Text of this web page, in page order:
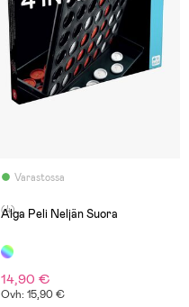
Varastossa
(4)
Alga Peli Neljän Suora
14,90 €
Ovh: 15,90 €